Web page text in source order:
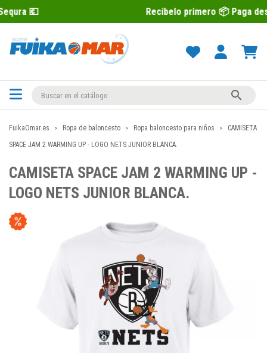
Recíbelo primero 📦 Paga después con

FuikaOmar.es Ropa de baloncesto Ropa baloncesto para niños
CAMISETA
SPACE JAM 2 WARMING UP - LOGO NETS JUNIOR BLANCA.
CAMISETA SPACE JAM 2 WARMING UP -
LOGO NETS JUNIOR BLANCA.